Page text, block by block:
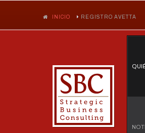
INICIO REGISTRO AVETTA